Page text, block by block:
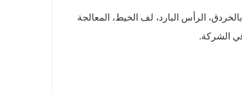
السفع بالخردق، الرأس البارد، لف الخيط، المعالجة
في الشركة.